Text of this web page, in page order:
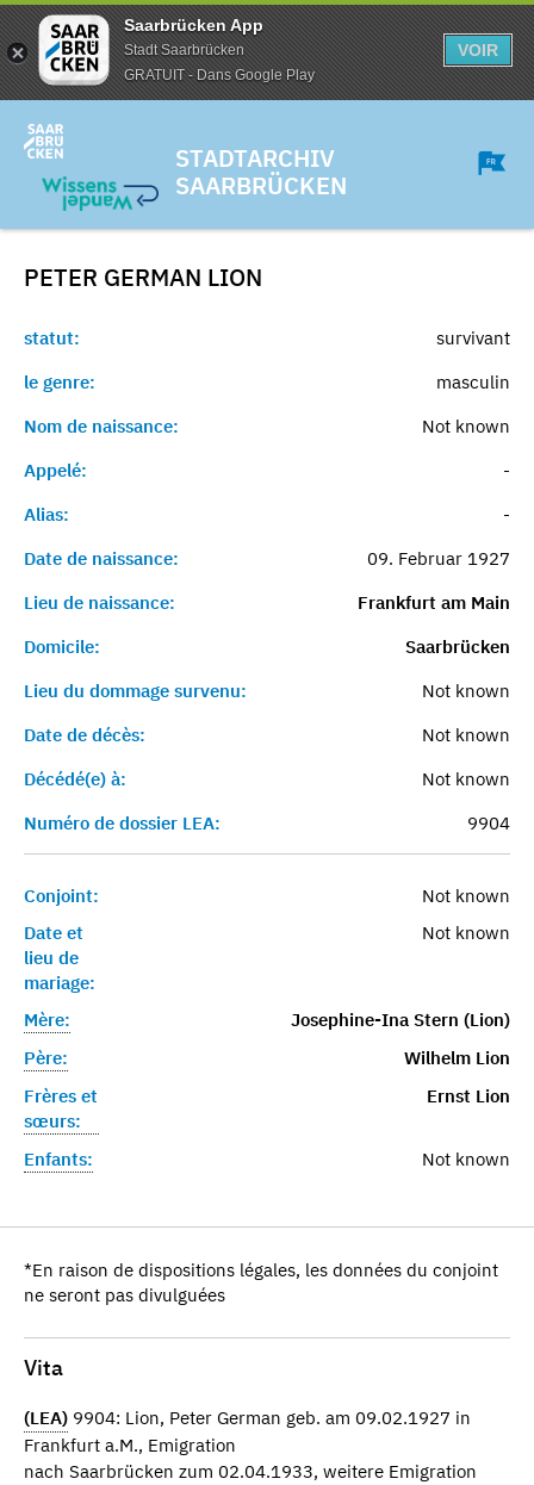
Saarbrücken App
Stadt Saarbrücken
GRATUIT - Dans Google Play
VOIR
STADTARCHIV
SAARBRÜCKEN
PETER GERMAN LION
statut:
survivant
le genre:
masculin
Nom de naissance:
Not known
Appelé:
-
Alias:
-
Date de naissance:
09. Februar 1927
Lieu de naissance:
Frankfurt am Main
Domicile:
Saarbrücken
Lieu du dommage survenu:
Not known
Date de décès:
Not known
Décédé(e) à:
Not known
Numéro de dossier LEA:
9904
Conjoint:
Not known
Date et
lieu de
mariage:
Not known
Mère:
Josephine-Ina Stern (Lion)
Père:
Wilhelm Lion
Frères et
sœurs:
Ernst Lion
Enfants: Not known
*En raison de dispositions légales, les données du conjoint
ne seront pas divulguées
Vita
(LEA) 9904: Lion, Peter German geb. am 09.02.1927 in
Frankfurt a.M., Emigration
nach Saarbrücken zum 02.04.1933, weitere Emigration